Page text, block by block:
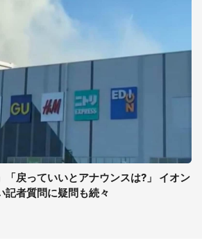
「戻っていいとアナウンスは?」 イオン
記者質問に疑問も続々